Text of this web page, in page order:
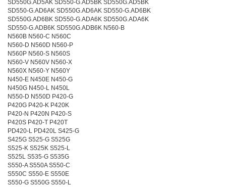
SD550G.AD5AK SD550-G.AD5BK SD550G.AD5BK
SD550-G.AD6AK SD550G.AD6AK SD550-G.AD6BK
SD550G.AD6BK SD550-G.ADA6K SD550G.ADA6K
SD550-G.ADB6K SD550G.ADB6K N560-B
N560B N560-C N560C
N560-D N560D N560-P
N560P N560-S N560S
N560-V N560V N560-X
N560X N560-Y N560Y
N450-E N450E N450-G
N450G N450-L N450L
N550-D N550D P420-G
P420G P420-K P420K
P420-N P420N P420-S
P420S P420-T P420T
PD420-L PD420L S425-G
S425G S525-G S525G
S525-K S525K S525-L
S525L S535-G S535G
S550-A S550A S550-C
S550C S550-E S550E
S550-G S550G S550-L